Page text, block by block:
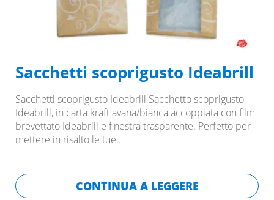
Sacchetti scoprigusto Ideabrill
Sacchetti scoprigusto Ideabrill Sacchetto scoprigusto
Ideabrill, in carta kraft avana/bianca accoppiata con film
brevettato Ideabrill e finestra trasparente. Perfetto per
mettere in risalto le tue…
CONTINUA A LEGGERE